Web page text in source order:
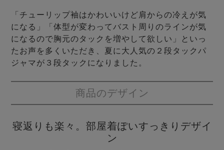
「チューリップ袖はかわいいけど肩からの冷えが気
になる」「体型が変わってバスト周りのラインが気
になるので胸元のタックを増やして欲しい」といっ
たお声を多くいただき、夏に大人気の２段タックパ
ジャマが３段タックになりました。
商品のデザイン
寝返りも楽々。部屋着ぽいすっきりデザイ
ン